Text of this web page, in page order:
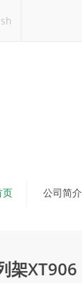
页 公司简介
架XT906